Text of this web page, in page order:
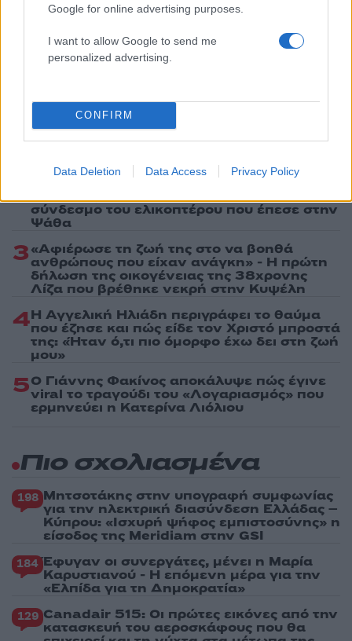
Google for online advertising purposes.
I want to allow Google to send me
personalized advertising.
CONFIRM
Data Deletion Data Access Privacy Policy
Πιο δημοφιλή
1 Η Ελένη Φωτοπούλου ευχήθηκε για τη
γιορτή του Άκη Παυλόπουλου: «Δεκαπέντε
Αριστοτέλης Δαμίγος: Στο Αποτεφρωτήριο
Ριτσώνας το «ύστατο χαίρε» στον Έλληνα
σύνδεσμο του ελικοπτέρου που έπεσε στην
Ψάθα
3«Αφιέρωσε τη ζωή της στο να βοηθά
ανθρώπους που είχαν ανάγκη» - Η πρώτη
δήλωση της οικογένειας της 38χρονης
Λίζα που βρέθηκε νεκρή στην Κυψέλη
4Η Αγγελική Ηλιάδη περιγράφει το θαύμα
που έζησε και πώς είδε τον Χριστό μπροστά
της: «Ήταν ό,τι πιο όμορφο έχω δει στη ζωή
μου»
5Ο Γιάννης Φακίνος αποκάλυψε πώς έγινε
viral το τραγούδι του «Λογαριασμός» που
ερμηνεύει η Κατερίνα Λιόλιου
Πιο σχολιασμένα
198 Μητσοτάκης στην υπογραφή συμφωνίας
για την ηλεκτρική διασύνδεση Ελλάδας –
Κύπρου: «Ισχυρή ψήφος εμπιστοσύνης» η
είσοδος της Meridiam στην GSI
184 Έφυγαν οι συνεργάτες, μένει η Μαρία
Καρυστιανού - Η επόμενη μέρα για την
«Ελπίδα για τη Δημοκρατία»
129 Canadair 515: Οι πρώτες εικόνες από την
κατασκευή του αεροσκάφους που θα